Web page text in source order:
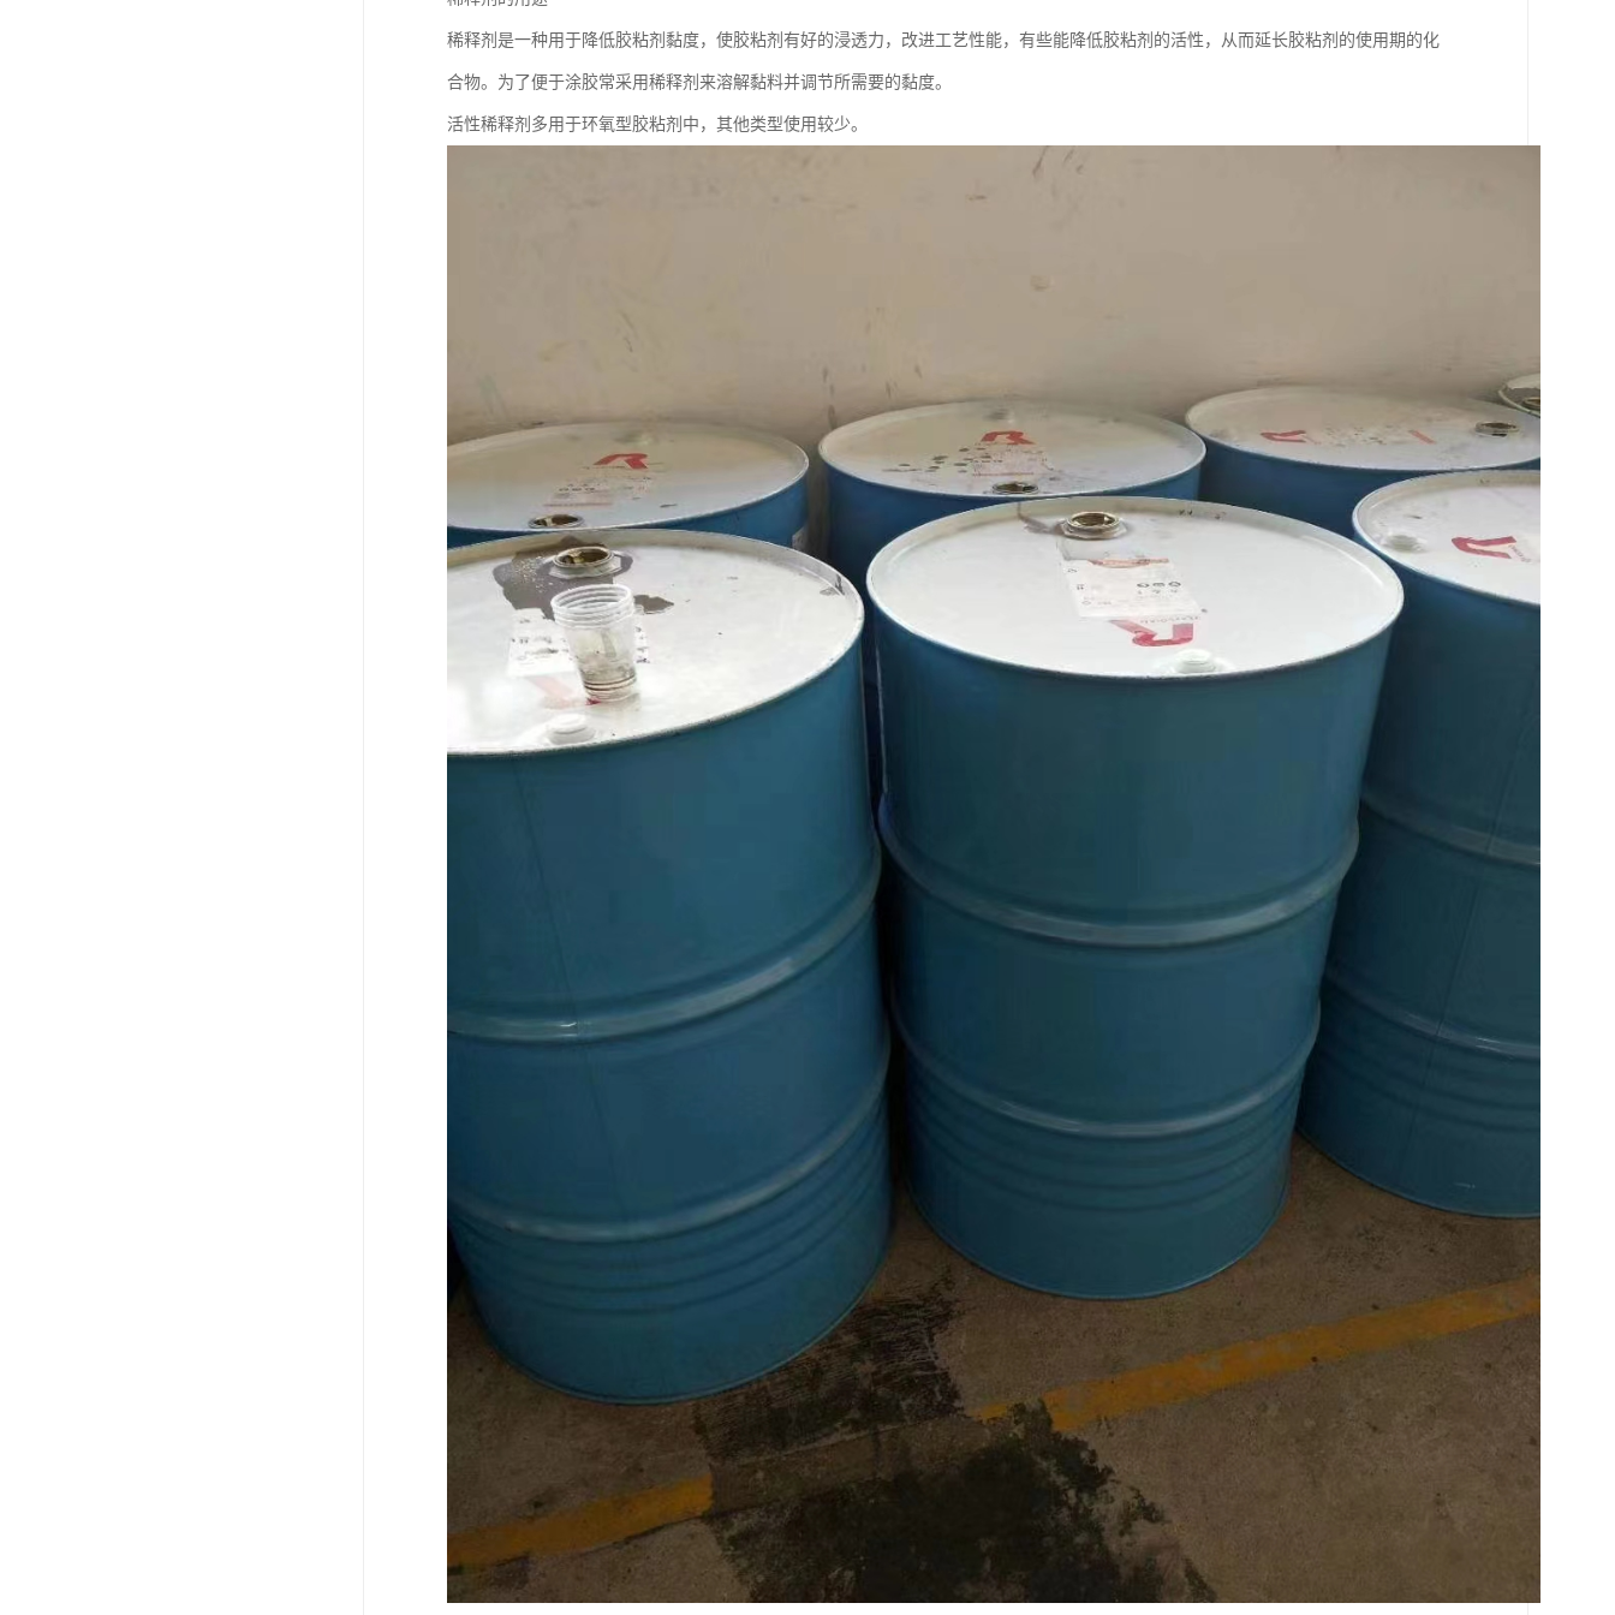
稀释剂是一种用于降低胶粘剂黏度，使胶粘剂有好的浸透力，改进工艺性能，有些能降低胶粘剂的活性，从而延长胶粘剂的使用期的化
合物。为了便于涂胶常采用稀释剂来溶解黏料并调节所需要的黏度。
活性稀释剂多用于环氧型胶粘剂中，其他类型使用较少。